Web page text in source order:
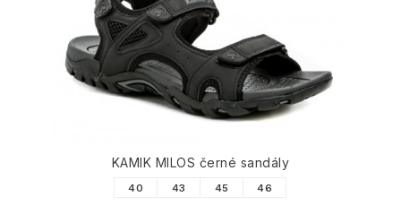
KAMIK MILOS černé sandály
40 43 45 46